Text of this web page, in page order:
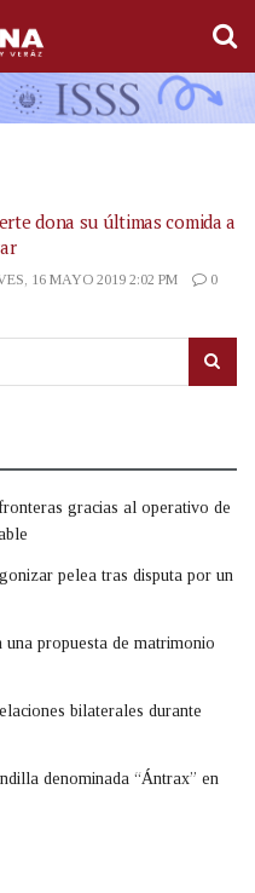
dona su últimas comida a
16 MAYO 2019 2:02 PM 0
gracias al operativo de
pelea tras disputa por un
propuesta de matrimonio
bilaterales durante
denominada “Ántrax” en